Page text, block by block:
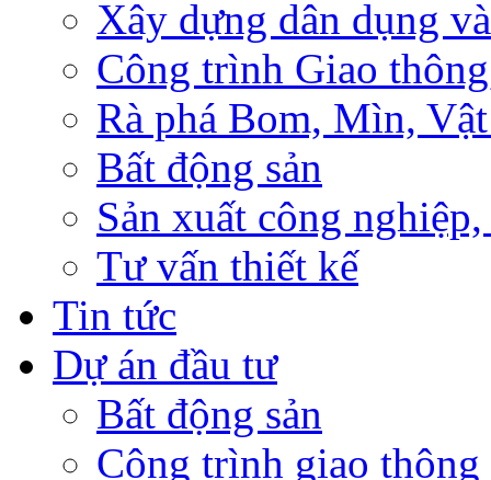
Xây dựng dân dụng
Công trình Giao
Rà phá Bom, Mìn,
Bất động sản
Sản xuất công
Tư vấn thiết kế
Tin tức
Dự án đầu tư
Bất động sản
Công trình giao thông